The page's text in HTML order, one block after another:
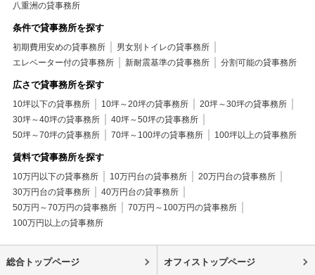
八重洲の貸事務所
条件で貸事務所を探す
初期費用安めの貸事務所
男女別トイレの貸事務所
エレベーター付の貸事務所
新耐震基準の貸事務所 分割可能の貸事務所
広さで貸事務所を探す
10坪以下の貸事務所 10坪～20坪の貸事務所
20坪～30坪の貸事務所
30坪～40坪の貸事務所
40坪～50坪の貸事務所
50坪～70坪の貸事務所
70坪～100坪の貸事務所 100坪以上の貸事務所
賃料で貸事務所を探す
10万円以下の貸事務所 10万円台の貸事務所
20万円台の貸事務所
30万円台の貸事務所
40万円台の貸事務所
50万円～70万円の貸事務所
70万円～100万円の貸事務所
100万円以上の貸事務所
総合トップページ オフィストップページ